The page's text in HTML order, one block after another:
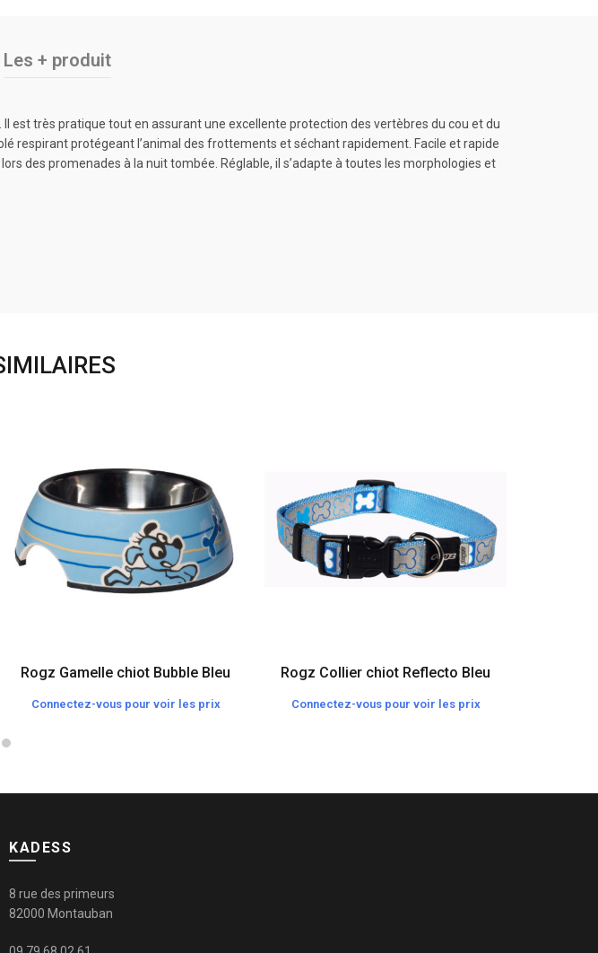
Les + produit
est très pratique tout en assurant une excellente protection des vertèbres du cou et du
respirant protégeant l’animal des frottements et séchant rapidement. Facile et rapide
des promenades à la nuit tombée. Réglable, il s’adapte à toutes les morphologies et
Rogz Gamelle chiot Bubble Bleu
Connectez-vous pour voir les prix
Rogz Collier chiot Reflecto Bleu
Connectez-vous pour voir les prix
KADESS
8 rue des primeurs
82000 Montauban